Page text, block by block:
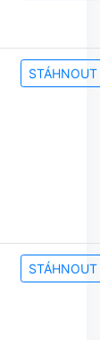
STÁHNOUT
STÁHNOUT